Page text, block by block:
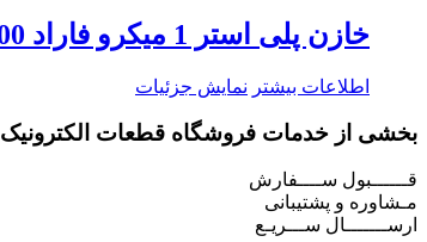
خازن پلی استر 1 میکرو فاراد 400 ولت ( 1uf = 105j / 400v )
اطلاعات بیشتر نمایش جزئیات
بخشی از خدمات فروشگاه قطعات الکترونیک
قــــــبول ســــفارش
مـشاوره و پشتیبانی
ارســـــــال ســـریـع